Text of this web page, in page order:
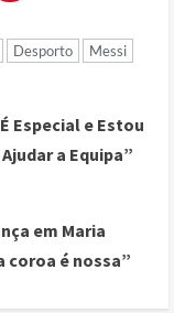
Desporto Messi
Especial e Estou
a Equipa”
em Maria
coroa é nossa”